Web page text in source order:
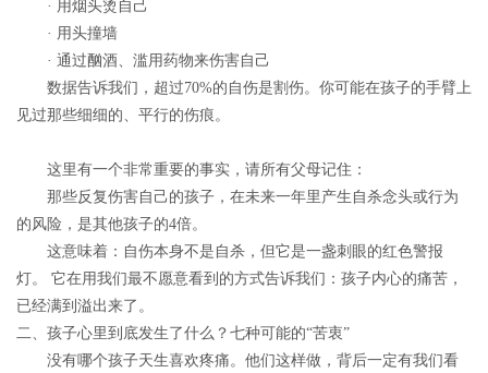
· 用烟头烫自己
· 用头撞墙
· 通过酗酒、滥用药物来伤害自己
数据告诉我们，超过70%的自伤是割伤。你可能在孩子的手臂上
见过那些细细的、平行的伤痕。
这里有一个非常重要的事实，请所有父母记住 ：
那些反复伤害自己的孩子，在未来一年里产生自杀念头或行为
的风险，是其他孩子的4倍。
这意味着： 自伤本身不是自杀，但它是一盏刺眼的红色警报
灯。
它在用我们最不愿意看到的方式告诉我们：孩子内心的痛苦，
已经满到溢出来了。
二、孩子心里到底发生了什么？七种可能的“苦衷”
没有哪个孩子天生喜欢疼痛。他们这样做，背后一定有我们看